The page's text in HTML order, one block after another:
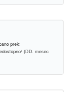
prek:
(DD. mesec